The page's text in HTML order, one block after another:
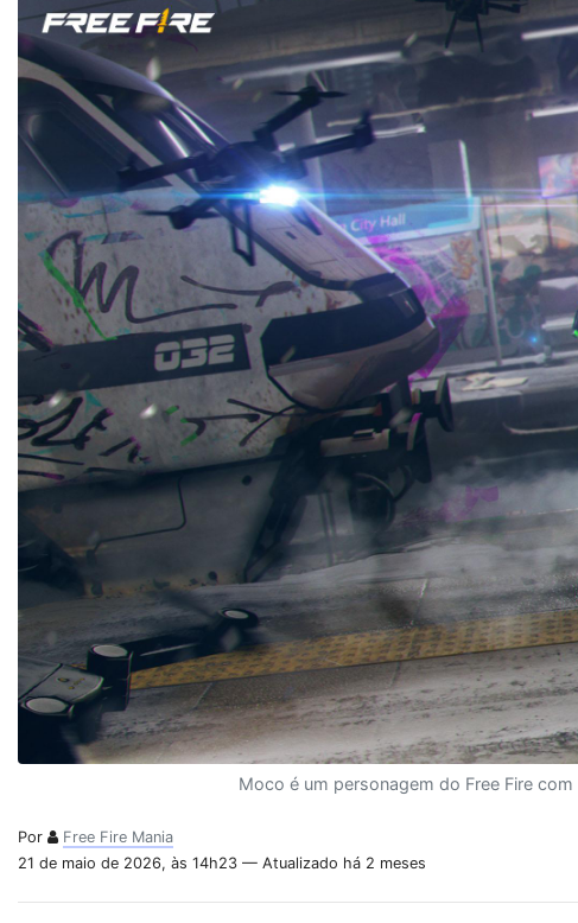
Moco é um personagem do Free Fire
Por
Free Fire Mania
21 de maio de 2026, às 14h23 — Atualizado há 2 meses